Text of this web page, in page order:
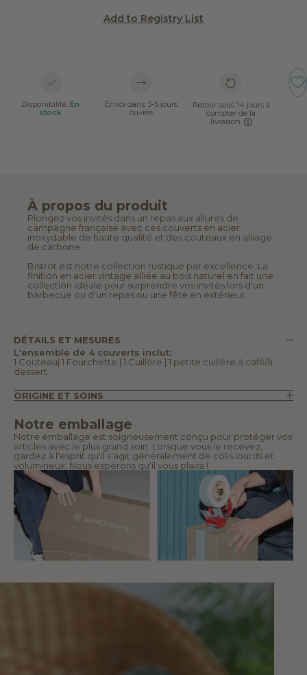
Add to Registry List
Disponibilité:En
stock
Envoi dans 3-5 jours
ouvrés
Retour sous 14 jours à
compter de la
livraison
À propos du produit
Plongez vos invités dans un repas aux allures de
campagne française avec ces couverts en acier
inoxydable de haute qualité et des couteaux en alliage
de carbone.
Bistrot est notre collection rustique par excellence. La
finition en acier vintage alliée au bois naturel en fait une
collection idéale pour surprendre vos invités lors d'un
barbecue ou d'un repas ou une fête en extérieur.
DÉTAILS ET MESURES
L'ensemble de 4 couverts inclut:
1 Couteau| 1 Fourchette | 1 Cuillère | 1 petite cuillère à café/à
dessert
ORIGINE ET SOINS
Notre emballage
Notre emballage est soigneusement conçu pour protéger vos
articles avec le plus grand soin. Lorsque vous le recevez,
gardez à l'esprit qu'il s'agit généralement de colis lourds et
volumineux. Nous espérons qu'il vous plaira !